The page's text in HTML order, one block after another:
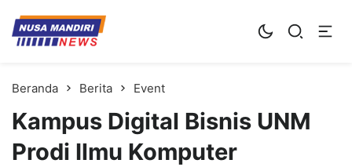
Kampus Digital Bisnis
Universitas Nusa Mandiri
Beranda Berita Event
Kampus Digital Bisnis UNM
Prodi Ilmu Komputer